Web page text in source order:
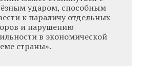
ударом, способным
к параличу отдельных
и нарушению
в экономической
страны».